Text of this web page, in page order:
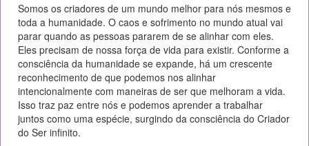
Somos os criadores de um mundo melhor para nós mesmos e
toda a humanidade. O caos e sofrimento no mundo atual vai
parar quando as pessoas pararem de se alinhar com eles.
Eles precisam de nossa força de vida para existir. Conforme a
consciência da humanidade se expande, há um crescente
reconhecimento de que podemos nos alinhar
intencionalmente com maneiras de ser que melhoram a vida.
Isso traz paz entre nós e podemos aprender a trabalhar
juntos como uma espécie, surgindo da consciência do Criador
do Ser infinito.